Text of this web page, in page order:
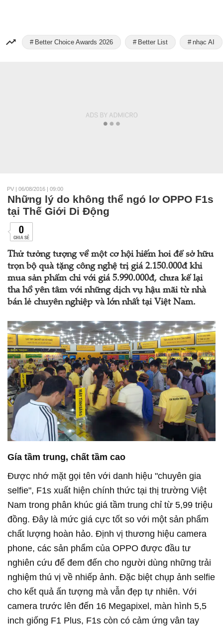
Better Choice Awards 2026 Better List nhạc AI
PV | 06/08/2016 | 09:00
Những lý do không thể ngó lơ OPPO F1s
tại Thế Giới Di Động
0
CHIA SẺ
Thử tưởng tượng về một cơ hội hiếm hoi để sở hữu
trọn bộ quà tặng công nghệ trị giá 2.150.000đ khi
mua sản phẩm chỉ với giá 5.990.000đ, chưa kể lại
tha hồ yên tâm với những dịch vụ hậu mãi từ nhà
bán lẻ chuyên nghiệp và lớn nhất tại Việt Nam.
Gía tầm trung, chất tầm cao
Được nhớ mặt gọi tên với danh hiệu "chuyên gia
selfie", F1s xuất hiện chính thức tại thị trường Việt
Nam trong phân khúc giá tầm trung chỉ từ 5,99 triệu
đồng. Đây là mức giá cực tốt so với một sản phẩm
chất lượng hoàn hảo. Định vị thương hiệu camera
phone, các sản phẩm của OPPO được đầu tư
nghiên cứu để đem đến cho người dùng những trải
nghiệm thú vị về nhiếp ảnh. Đặc biệt chụp ảnh selfie
cho kết quả ấn tượng mà vẫn đẹp tự nhiên. Với
camera trước lên đến 16 Megapixel, màn hình 5,5
inch giống F1 Plus, F1s còn có cảm ứng vân tay